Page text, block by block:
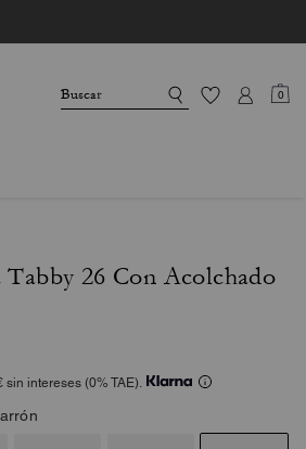
0
26 Con Acolchado
intereses (0% TAE).